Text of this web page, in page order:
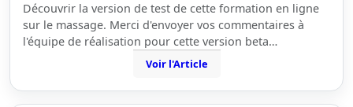
Découvrir la version de test de cette formation en ligne
sur le massage. Merci d'envoyer vos commentaires à
l'équipe de réalisation pour cette version beta…
Voir l'Article